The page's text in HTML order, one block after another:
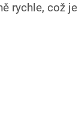
rychle, což je